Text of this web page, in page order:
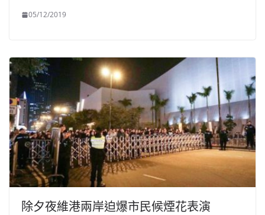
05/12/2019
除夕夜維港兩岸迫爆市民候煙花表演